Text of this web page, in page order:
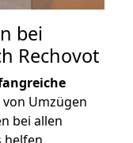
bei
Rechovot
Umzügen
bei allen